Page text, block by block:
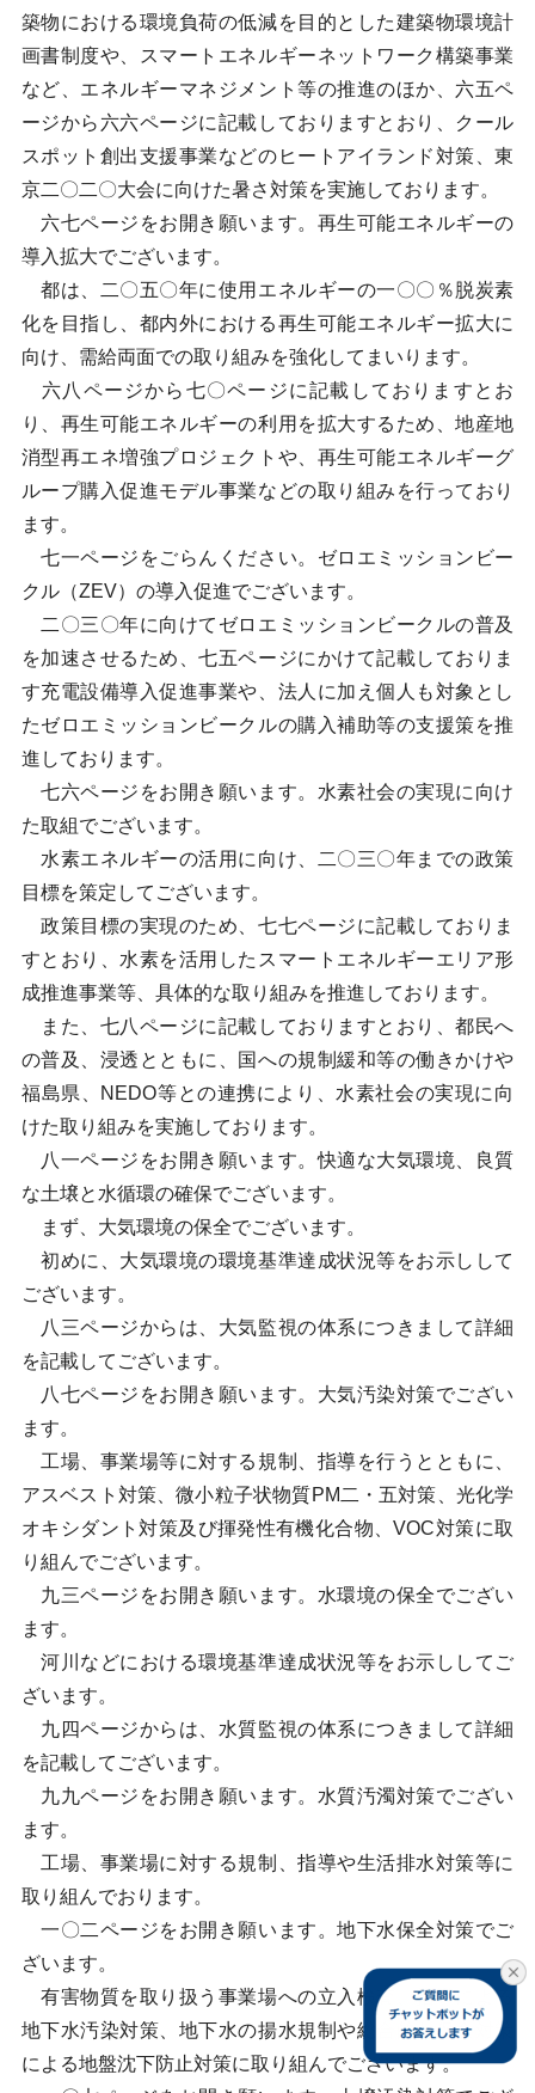
築物における環境負荷の低減を目的とした建築物環境計
画書制度や、スマートエネルギーネットワーク構築事業
など、エネルギーマネジメント等の推進のほか、六五ペ
ージから六六ページに記載しておりますとおり、クール
スポット創出支援事業などのヒートアイランド対策、東
京二〇二〇大会に向けた暑さ対策を実施しております。
六七ページをお開き願います。再生可能エネルギーの
導入拡大でございます。
都は、二〇五〇年に使用エネルギーの一〇〇％脱炭素
化を目指し、都内外における再生可能エネルギー拡大に
向け、需給両面での取り組みを強化してまいります。
六八ページから七〇ページに記載しておりますとお
り、再生可能エネルギーの利用を拡大するため、地産地
消型再エネ増強プロジェクトや、再生可能エネルギーグ
ループ購入促進モデル事業などの取り組みを行っており
ます。
七一ページをごらんください。ゼロエミッションビー
クル（ZEV）の導入促進でございます。
二〇三〇年に向けてゼロエミッションビークルの普及
を加速させるため、七五ページにかけて記載しておりま
す充電設備導入促進事業や、法人に加え個人も対象とし
たゼロエミッションビークルの購入補助等の支援策を推
進しております。
七六ページをお開き願います。水素社会の実現に向け
た取組でございます。
水素エネルギーの活用に向け、二〇三〇年までの政策
目標を策定してございます。
政策目標の実現のため、七七ページに記載しておりま
すとおり、水素を活用したスマートエネルギーエリア形
成推進事業等、具体的な取り組みを推進しております。
また、七八ページに記載しておりますとおり、都民へ
の普及、浸透とともに、国への規制緩和等の働きかけや
福島県、NEDO等との連携により、水素社会の実現に向
けた取り組みを実施しております。
八一ページをお開き願います。快適な大気環境、良質
な土壌と水循環の確保でございます。
まず、大気環境の保全でございます。
初めに、大気環境の環境基準達成状況等をお示しして
ございます。
八三ページからは、大気監視の体系につきまして詳細
を記載してございます。
八七ページをお開き願います。大気汚染対策でござい
ます。
工場、事業場等に対する規制、指導を行うとともに、
アスベスト対策、微小粒子状物質PM二・五対策、光化学
オキシダント対策及び揮発性有機化合物、VOC対策に取
り組んでございます。
九三ページをお開き願います。水環境の保全でござい
ます。
河川などにおける環境基準達成状況等をお示ししてご
ざいます。
九四ページからは、水質監視の体系につきまして詳細
を記載してございます。
九九ページをお開き願います。水質汚濁対策でござい
ます。
工場、事業場に対する規制、指導や生活排水対策等に
取り組んでおります。
一〇二ページをお開き願います。地下水保全対策でご
ざいます。
有害物質を取り扱う事業場への立入検査、指導による
地下水汚染対策、地下水の揚水規制や総合的な保全対策
による地盤沈下防止対策に取り組んでございます。